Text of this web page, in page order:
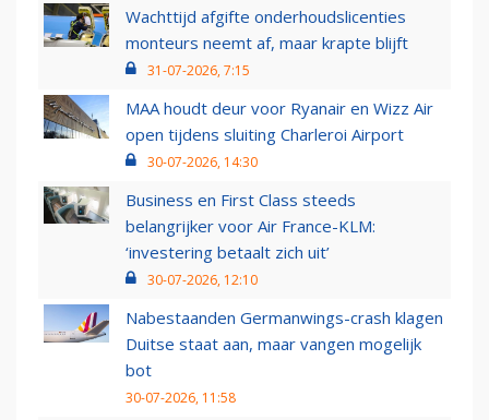
Wachttijd afgifte onderhoudslicenties
monteurs neemt af, maar krapte blijft
31-07-2026, 7:15
MAA houdt deur voor Ryanair en Wizz Air
open tijdens sluiting Charleroi Airport
30-07-2026, 14:30
Business en First Class steeds
belangrijker voor Air France-KLM:
‘investering betaalt zich uit’
30-07-2026, 12:10
Nabestaanden Germanwings-crash klagen
Duitse staat aan, maar vangen mogelijk
bot
30-07-2026, 11:58